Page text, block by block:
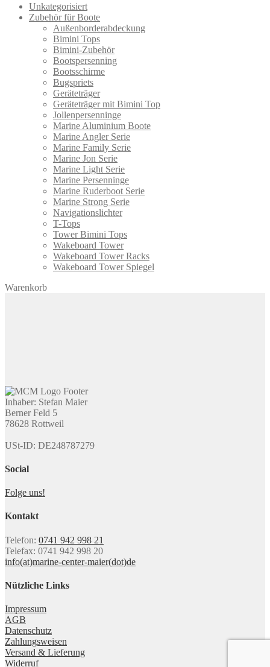
Unkategorisiert
Zubehör für Boote
Außenborderabdeckung
Bimini Tops
Bimini-Zubehör
Bootspersenning
Bootsschirme
Bugspriets
Geräteträger
Geräteträger mit Bimini Top
Jollenpersenninge
Marine Aluminium Boote
Marine Angler Serie
Marine Family Serie
Marine Jon Serie
Marine Light Serie
Marine Persenninge
Marine Ruderboot Serie
Marine Strong Serie
Navigationslichter
T-Tops
Tower Bimini Tops
Wakeboard Tower
Wakeboard Tower Racks
Wakeboard Tower Spiegel
Warenkorb
Inhaber: Stefan Maier
Berner Feld 5
78628 Rottweil
USt-ID: DE248787279
Social
Folge uns!
Kontakt
Telefon: 0741 942 998 21
Telefax: 0741 942 998 20
info(at)marine-center-maier(dot)de
Nützliche Links
Impressum
AGB
Datenschutz
Zahlungsweisen
Versand & Lieferung
Widerruf